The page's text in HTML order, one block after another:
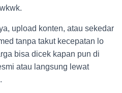
upload konten, atau sekedar
tanpa takut kecepatan lo
bisa dicek kapan pun di
atau langsung lewat
.